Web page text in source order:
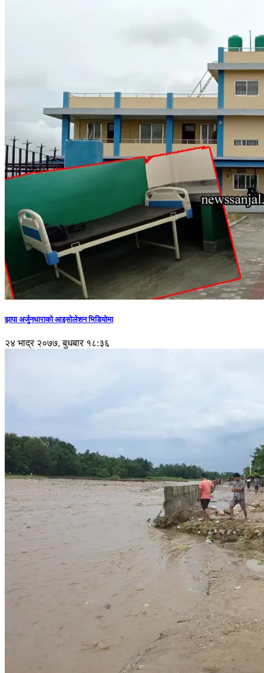
झापा अर्जुनधाराको आइसोलेशन भिडियोमा
२४ भाद्र २०७७, बुधबार १८:३६